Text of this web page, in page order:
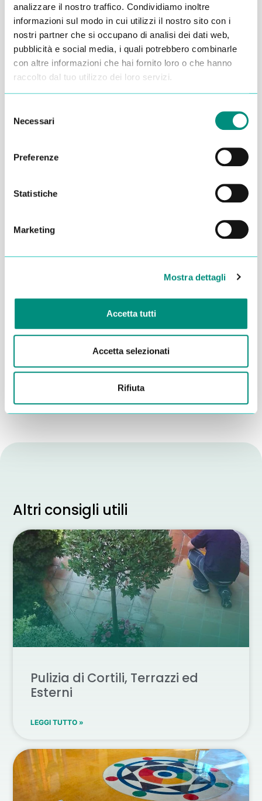
analizzare il nostro traffico. Condividiamo inoltre
informazioni sul modo in cui utilizzi il nostro sito con i
nostri partner che si occupano di analisi dei dati web,
pubblicità e social media, i quali potrebbero combinarle
con altre informazioni che hai fornito loro o che hanno
raccolto dal tuo utilizzo dei loro servizi.
delNecessari
Preferenze
Statistiche
Marketing
Mostra dettagli
Accetta tutti
Accetta selezionati
Rifiuta
Dichiaro di aver letto laPrivacy Policye acconsento al
trattamento dei miei dati per essere ricontattato
INVIA
Altri consigli utili
Pulizia di Cortili, Terrazzi ed
Esterni
LEGGI TUTTO »